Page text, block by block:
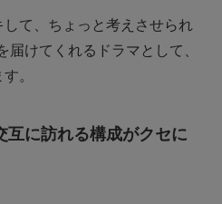
て、ちょっと考えさせられ
けてくれるドラマとして、
。
互に訪れる構成がクセに